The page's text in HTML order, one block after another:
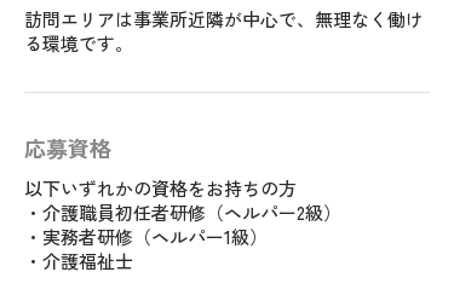
訪問エリアは事業所近隣が中心で、無理なく働け
る環境です。
応募資格
以下いずれかの資格をお持ちの方
・介護職員初任者研修（ヘルパー2級）
・実務者研修（ヘルパー1級）
・介護福祉士